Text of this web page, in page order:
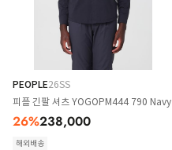
PEOPLE26SS
피플 긴팔 셔츠 YOGOPM444 790 Navy
26%238,000
해외배송